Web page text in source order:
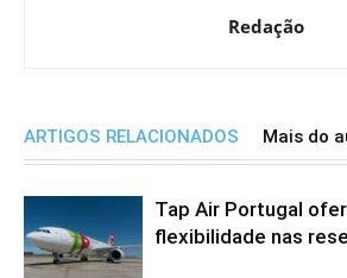
Redação
ARTIGOS RELACIONADOS Mais do
Tap Air Portugal
flexibilidade nas